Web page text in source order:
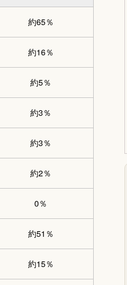
約65％
約16％
約5％
約3％
約3％
約2％
0％
約51％
約15％